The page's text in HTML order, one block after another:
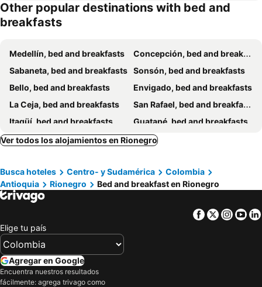
Other popular destinations with bed and
breakfasts
Medellín, bed and breakfasts
Concepción, bed and breakfasts
Sabaneta, bed and breakfasts Sonsón, bed and breakfasts
Bello, bed and breakfasts
Envigado, bed and breakfasts
La Ceja, bed and breakfasts
San Rafael, bed and breakfasts
Itagüí, bed and breakfasts
Guatapé, bed and breakfasts
Venecia, bed and breakfasts
Marinilla, bed and breakfasts
Ver todos los alojamientos en Rionegro
Busca hoteles Centro- y Sudamérica
Colombia
Antioquia
Rionegro Bed and breakfast en Rionegro
Facebook
Twitter
Elige tu país
Agregar en Google
Encuentra nuestros resultados
fácilmente: agrega trivago como